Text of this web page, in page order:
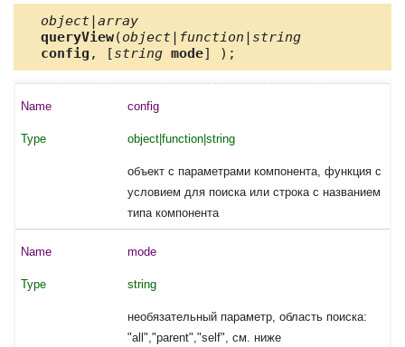
object|array
queryView(object|function|string
config , [string mode] );
config
object|function|string
объект с параметрами компонента, функция с
условием для поиска или строка с названием
типа компонента
mode
string
необязательный параметр, область поиска:
"all","parent","self", см. ниже